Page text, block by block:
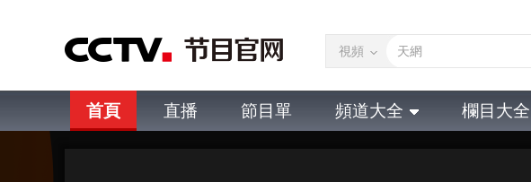
視頻
首頁 直播 節目單 頻道大全 欄目大全